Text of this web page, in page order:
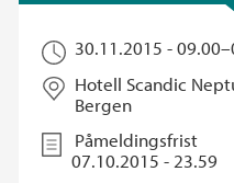
30.11.2015 - 09.00–
Hotell Scandic
Bergen
Påmeldingsfrist
07.10.2015 - 23.59